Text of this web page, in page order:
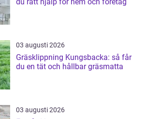
03 augusti 2026
Gräsklippning Kungsbacka: så får
du en tät och hållbar gräsmatta
03 augusti 2026